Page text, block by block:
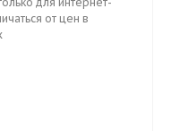
от цен в